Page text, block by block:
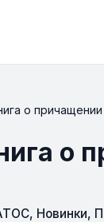
о
о
, Новинки,